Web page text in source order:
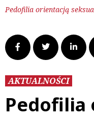
Pedofilia orientacją
AKTUALNOŚCI
Pedofilia